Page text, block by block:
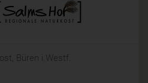
Büren i.Westf.